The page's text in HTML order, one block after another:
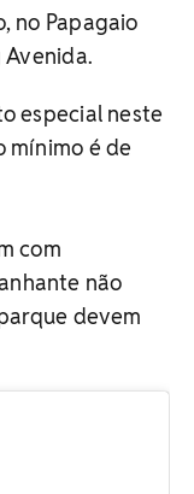
no Papagaio
Avenida.
especial neste
mínimo é de
com
não
devem